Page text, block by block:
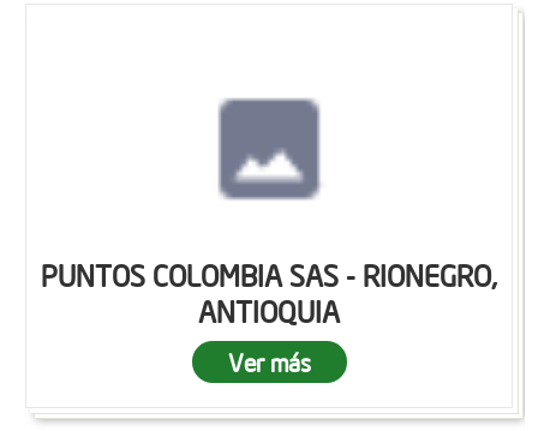
PUNTOS COLOMBIA SAS - RIONEGRO,
ANTIOQUIA
Ver más